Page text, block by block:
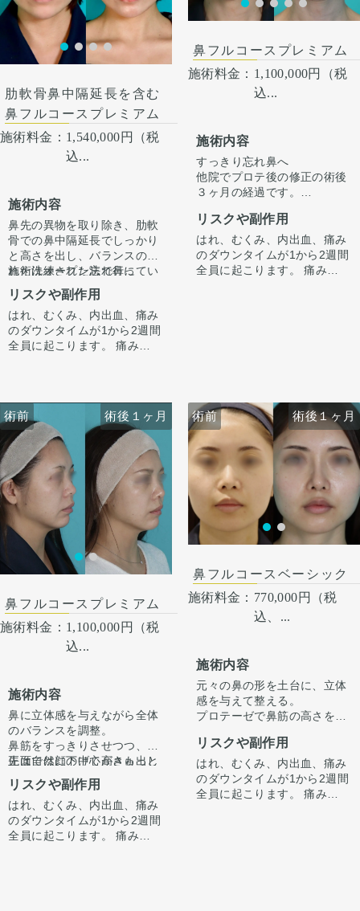
肋軟骨鼻中隔延長を含む
鼻フルコースプレミアム
施術料金： 1,540,000円（税
込...
施術内容
鼻先の異物を取り除き、肋軟
骨での鼻中隔延長でしっかり
と高さを出し、バランスのと
れた洗練された忘れ鼻に
『鼻先〜鼻先の低さが悩み。
オステオポールを抜去して、
しっかり高さを出したい。』
というお悩みで受診されまし
た。
オステオポールを抜去し、肋
軟骨を用いて鼻中隔延長を行
い、しっかりと高いベースを
作りました。
鼻先の皮膚がオステオポール
で薄くなっていたため、
onlayの耳介軟骨の上に真皮
脂肪をのせることで柔らか
く、鼻先の高さをだしまし
た。
ハンプ削りとプロテーゼに
て、鼻筋が鼻先にかけて自然
るように調整しました。
鼻骨幅寄せ骨切りも行い、鼻
筋のラインをスッキリとさせ
ことで口元の突出感も改善し
ました。
施術はオープン法で行ってい
ます。鼻柱に傷がつき、赤み
がでますが、3ヶ月〜半年ほ
どで色味は抜けて目立ちづら
くなってきます。
手術後1ヶ月でスッキリして
いますが、ここからよりスッ
キリし、半年ほどで完成とな
は抜けて目立ちづらくなりま
す。
リスクや副作用
はれ、むくみ、内出血、痛み
のダウンタイムが1から2週間
全員に起こります。 痛みは3
す。内出血は平均2週間くら
いで目立たなくなります。 稀
に感染がありますが、そのよ
うな際は責任を持って当院で
治療します。 仕上がりには個
人差があるので、手術を受け
た人全員がこの写真の様な変
化をするわけではありません
のでご注意下さい。 カウンセ
リングにて診察させていただ
いた上でその方一人一人の状
態をふまえて、治療法をご提
術後３ヶ月
鼻フルコースプレミアム
施術料金： 1,100,000円（税
込...
施術内容
すっきり忘れ鼻へ
他院でプロテ後の修正の術後
３ヶ月の経過です。
にも感”が出てしまいバランス
が整わないことがございま
す。
今回は鼻中隔延長で鼻先含め
リスクや副作用
はれ、むくみ、内出血、痛み
のダウンタイムが1から2週間
全員に起こります。 痛みは3
人差があるので、手術を受け
た人全員がこの写真の様な変
化をするわけではありません
のでご注意下さい。 カウンセ
リングにて診察させていただ
いた上でその方一人一人の状
態をふまえて、治療法をご提
案します。
術前 術後１ヶ月 術前 術後１ヶ月
鼻フルコースプレミアム
施術料金： 1,100,000円（税
込...
施術内容
鼻に立体感を与えながら全体
のバランスを調整。
鼻筋をすっきりさせつつ、鼻
先は自然に下げて高さも出し
ました。
正面では顔の中心がきゅっと
引き締まり、横顔では鼻筋か
ら鼻先へのラインが美しく整
いました。
リスクや副作用
はれ、むくみ、内出血、痛み
のダウンタイムが1から2週間
全員に起こります。 痛みは3
術前 術後１ヶ月 術前 術後１ヶ月
鼻フルコースベーシック
施術料金： 770,000円（税
込、...
施術内容
元々の鼻の形を土台に、立体
感を与えて整える。
プロテーゼで鼻筋の高さを出
移植で鼻先を自然にに整えま
した。
正面では鼻筋に立体感がで
て、下からのアングルでは鼻
リスクや副作用
はれ、むくみ、内出血、痛み
のダウンタイムが1から2週間
全員に起こります。 痛みは3